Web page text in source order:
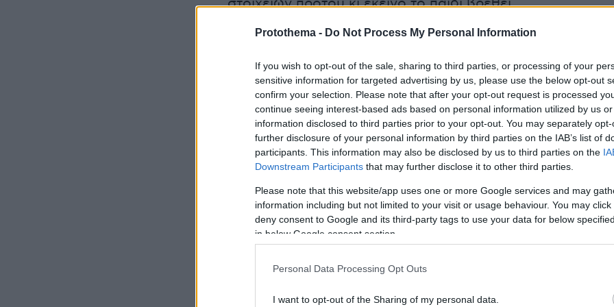
Protothema - Do Not Process My Personal Information
If you wish to opt-out of the sale, sharing to third parties, or processing of your
sensitive information for targeted advertising by us, please use the below opt-out
confirm your selection. Please note that after your opt-out request is processed
continue seeing interest-based ads based on personal information utilized by us
information disclosed to third parties prior to your opt-out. You may separately
further disclosure of your personal information by third parties on the IAB’s list of
participants. This information may also be disclosed by us to third parties on the
Downstream Participants that may further disclose it to other third parties.
Please note that this website/app uses one or more Google services and may
information including but not limited to your visit or usage behaviour. You may
deny consent to Google and its third-party tags to use your data for below
in below Google consent section.
Personal Data Processing Opt Outs
I want to opt-out of the Sharing of my personal data.
στοιχείων προτού κι εκείνο το παιδί βρεθεί.
Ειδήσεις σήμερα:
Ο Τσακαλώτος και οι «53+» του ΣΥΡΙΖΑ πρότειναν
πληρωμές σε τοπικά νομίσματα
Έγκλημα στα Γλυκά Νερά: «Κόλαφος» η καθηγήτρια
ιατροδικαστικής κατά του Αναγνωστόπουλου - «Δεν
Καλλιθέα: Αυτοκίνητο παρέσυρε και σκότωσε 12χρονη